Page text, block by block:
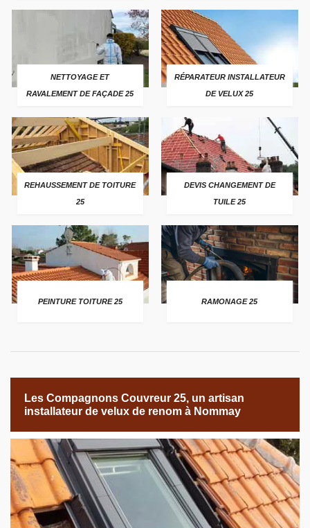
NETTOYAGE ET
RAVALEMENT DE FAÇADE 25
RÉPARATEUR INSTALLATEUR
DE VELUX 25
REHAUSSEMENT DE TOITURE
25
DEVIS CHANGEMENT DE
TUILE 25
PEINTURE TOITURE 25 RAMONAGE 25
Les Compagnons Couvreur 25, un artisan
installateur de velux de renom à Nommay